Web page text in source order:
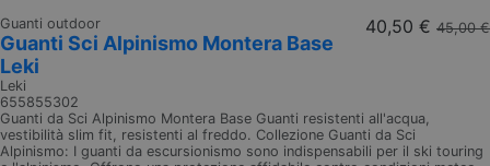
Guanti outdoor
Guanti Sci Alpinismo Montera Base
Leki
Leki
655855302
40,50 € 45,00 €
Guanti da Sci Alpinismo Montera Base Guanti resistenti all'acqua,
vestibilità slim fit, resistenti al freddo. Collezione Guanti da Sci
Alpinismo: I guanti da escursionismo sono indispensabili per il ski touring